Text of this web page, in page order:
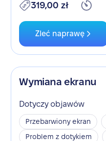
319,00 zł
Zleć naprawę
Wymiana ekranu
Dotyczy objawów
Przebarwiony ekran
Problem z dotykiem